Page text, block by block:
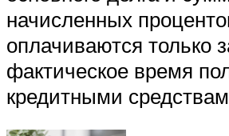
начисленных
оплачиваются только
фактическое время
кредитными